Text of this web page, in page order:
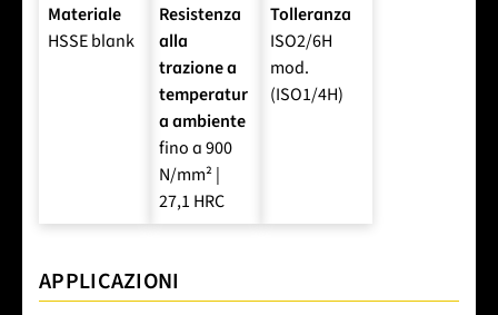
Materiale
HSSE blank
Resistenza
alla
trazione a
temperatur
a ambiente
fino a 900
N/mm² |
27,1 HRC
Tolleranza
ISO2/6H
mod.
(ISO1/4H)
APPLICAZIONI